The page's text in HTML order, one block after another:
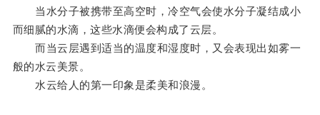
当水分子被携带至高空时，冷空气会使水分子凝结成小
而细腻的水滴，这些水滴便会构成了云层。
而当云层遇到适当的温度和湿度时，又会表现出如雾一
般的水云美景。
水云给人的第一印象是柔美和浪漫。